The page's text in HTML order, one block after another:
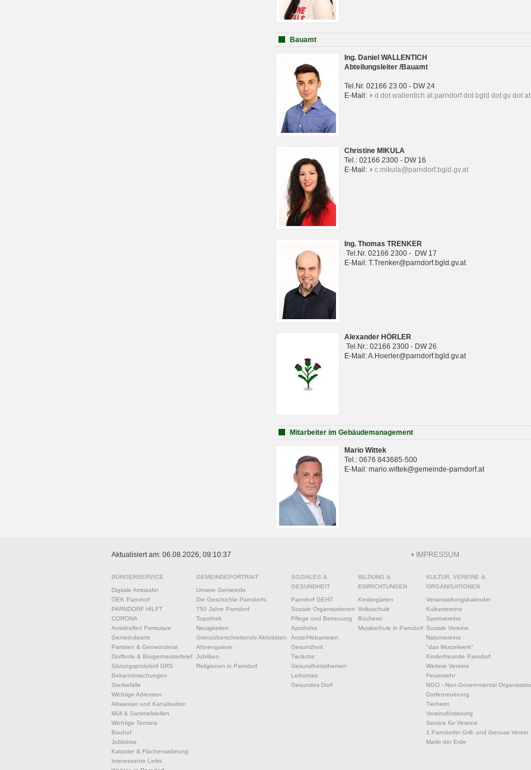
Bauamt
Ing. Daniel WALLENTICH
Abteilungsleiter /Bauamt
Tel.Nr. 02166 23 00 - DW 24
E-Mail:
d dot wallentich at parndorf dot bgld dot gv dot at
Christine MIKULA
Tel.: 02166 2300 - DW 16
E-Mail:
c.mikula@parndorf.bgld.gv.at
Ing. Thomas TRENKER
Tel.Nr. 02166 2300 - DW 17
E-Mail: T.Trenker@parndorf.bgld.gv.at
Alexander HÖRLER
Tel.Nr.: 02166 2300 - DW 26
E-Mail: A.Hoerler@parndorf.bgld.gv.at
Mitarbeiter im Gebäudemanagement
Mario Wittek
Tel.: 0676 843685-500
E-Mail: mario.wittek@gemeinde-parndorf.at
Aktualisiert am: 06.08.2026; 09:10:37 IMPRESSUM
BÜRGERSERVICE
Digitale Amtstafel
ÖEK Parndorf
PARNDORF HILFT
CORONA
Amtshelfer/ Formulare
Gemeindeamt
Parteien & Gemeinderat
Dorfbote & Bürgermeisterbrief
Sitzungsprotokoll GRS
Bekanntmachungen
Sterbefälle
Wichtige Adressen
Abwasser und Kanalisation
Müll & Sammelstellen
Wichtige Termine
Bauhof
Jobbörse
Kataster & Flächenwidmung
Interessante Links
GEMEINDEPORTRAIT
Unsere Gemeinde
Die Geschichte Parndorfs
750 Jahre Parndorf
Topothek
Neuigkeiten
Grenzüberschreitende Aktivitäten
Ahnengalerie
Jubiläen
Religionen in Parndorf
SOZIALES &
GESUNDHEIT
Parndorf GEHT
Soziale Organisationen
Pflege und Betreuung
Apotheke
Ärzte/Hebammen
Gesundheit
Tierärzte
Gesundheitsthemen
Leihomas
Gesundes Dorf
BILDUNG &
EINRICHTUNGEN
Kindergärten
Volksschule
Bücherei
Musikschule in Parndorf
KULTUR, VEREINE &
ORGANISATIONEN
Veranstaltungskalender
Kulturvereine
Sportvereine
Soziale Vereine
Naturvereine
"das Wurzelwerk"
Kinderfreunde Parndorf
Weitere Vereine
Feuerwehr
NGO - Non-Governmental
Dorferneuerung
Tierheim
Vereinsförderung
Service für Vereine
1.Parndorfer Grill- und Genuss Verein
Markt der Erde